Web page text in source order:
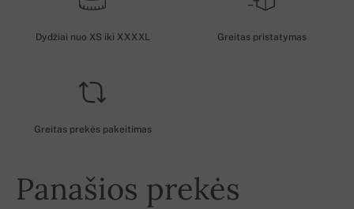
Dydžiai nuo XS iki XXXXL Greitas pristatymas
Greitas prekės pakeitimas
Panašios prekės